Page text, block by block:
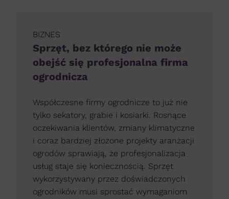
BIZNES
Sprzęt, bez którego nie może
obejść się profesjonalna firma
ogrodnicza
Współczesne firmy ogrodnicze to już nie
tylko sekatory, grabie i kosiarki. Rosnące
oczekiwania klientów, zmiany klimatyczne
i coraz bardziej złożone projekty aranżacji
ogrodów sprawiają, że profesjonalizacja
usług staje się koniecznością. Sprzęt
wykorzystywany przez doświadczonych
ogrodników musi sprostać wymaganiom